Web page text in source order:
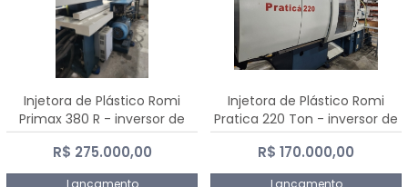
Injetora de Plástico Romi
Primax 380 R - inversor de
frequência NR 12
R$ 275.000,00
Lançamento
Injetora de Plástico Romi
Pratica 220 Ton - inversor de
frequência NR 12
R$ 170.000,00
Lançamento